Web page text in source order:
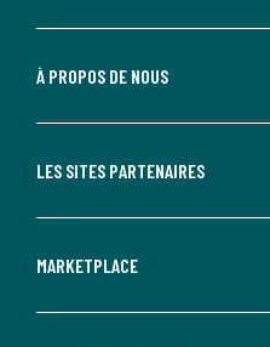
À PROPOS DE NOUS
LES SITES PARTENAIRES
MARKETPLACE